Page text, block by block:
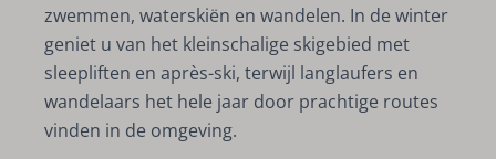
zwemmen, waterskiën en wandelen. In de winter
geniet u van het kleinschalige skigebied met
sleepliften en après-ski, terwijl langlaufers en
wandelaars het hele jaar door prachtige routes
vinden in de omgeving.